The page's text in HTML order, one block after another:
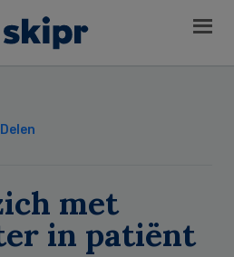
Delen
met
in patiënt